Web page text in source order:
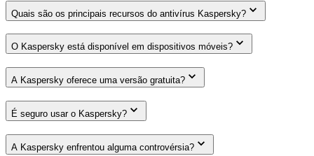
Quais são os principais recursos do antivírus Kaspersky?
O Kaspersky está disponível em dispositivos móveis?
A Kaspersky oferece uma versão gratuita?
É seguro usar o Kaspersky?
A Kaspersky enfrentou alguma controvérsia?